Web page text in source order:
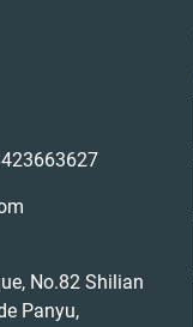
No.82 Shilian
Panyu,